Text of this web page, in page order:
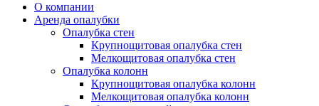
О компании
Аренда опалубки
Опалубка стен
Крупнощитовая опалубка стен
Мелкощитовая опалубка стен
Опалубка колонн
Крупнощитовая опалубка колонн
Мелкощитовая опалубка колонн